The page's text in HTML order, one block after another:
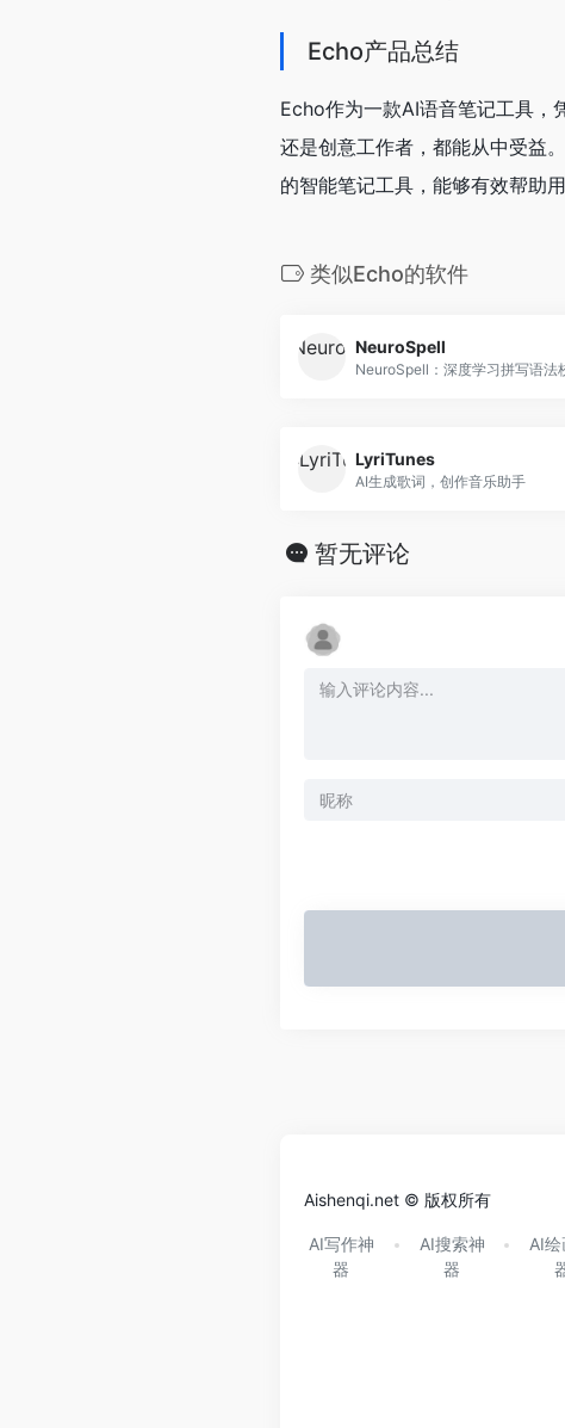
Echo产品总结
Echo作为一款AI语音笔记工具，
还是创意工作者，都能从中受益
的智能笔记工具，能够有效帮助
类似Echo的软件
NeuroSpell
LyriTunes
AI生成歌词，创作音乐助手
暂无评论
Aishenqi.net © 版权所有
AI写作神
器
AI搜索神
器
AI